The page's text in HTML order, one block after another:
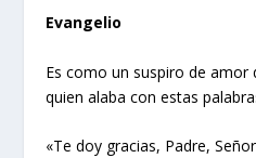
Evangelio
Es como un suspiro de amor
quien alaba con estas
«Te doy gracias, Padre,